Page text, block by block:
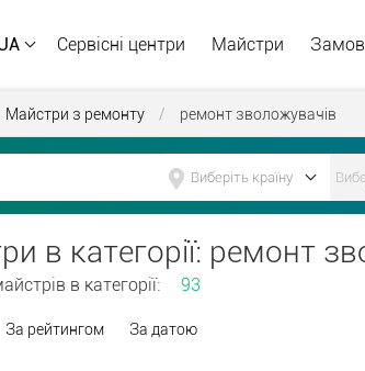
Сервісні центри Майстри
Майстри з ремонту / ремонт зволожувачів
в категорії: ремонт
в категорії: 93
За рейтингом За датою